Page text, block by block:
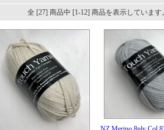
全 [27] 商品中 [1-12] 商品を表示しています。